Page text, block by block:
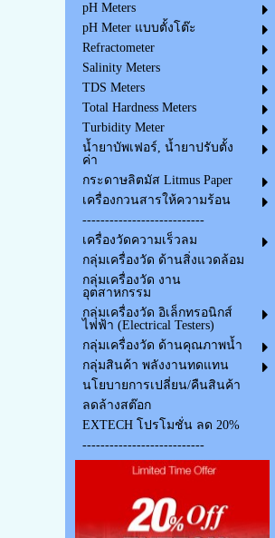
pH Meters
pH Meter แบบตั้งโต๊ะ
Refractometer
Salinity Meters
TDS Meters
Total Hardness Meters
Turbidity Meter
น้ำยาบัพเฟอร์, น้ำยาปรับตั้ง
ค่า
กระดาษลิตมัส Litmus Paper
เครื่องกวนสารให้ความร้อน
---------------------------
เครื่องวัดความเร็วลม
กลุ่มเครื่องวัด ด้านสิ่งแวดล้อม
กลุ่มเครื่องวัด งาน
อุตสาหกรรม
กลุ่มเครื่องวัด อิเล็กทรอนิกส์
ไฟฟ้า (Electrical Testers)
กลุ่มเครื่องวัด ด้านคุณภาพน้ำ
กลุ่มสินค้า พลังงานทดแทน
นโยบายการเปลี่ยน/คืนสินค้า
ลดล้างสต๊อก
EXTECH โปรโมชั่น ลด 20%
---------------------------